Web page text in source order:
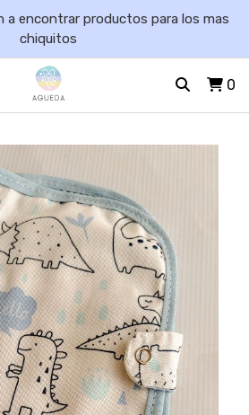
a encontrar productos para los mas
chiquitos
0